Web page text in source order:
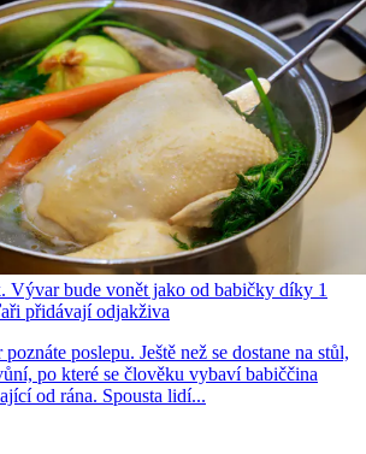
Vývar bude vonět jako od babičky díky 1
přidávají odjakživa
poslepu. Ještě než se dostane na stůl,
po které se člověku vybaví babiččina
od rána. Spousta lidí...